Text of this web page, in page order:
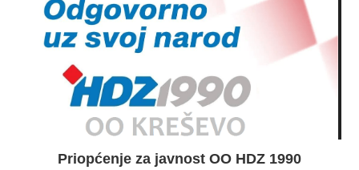
Priopćenje za javnost OO HDZ 1990